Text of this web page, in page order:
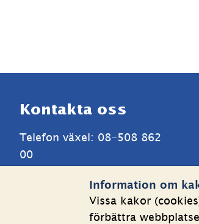
Information om
Vissa kakor
förbättra
Kontakta oss
Telefon växel: 08-508 862
00
Mer kontaktuppgifter